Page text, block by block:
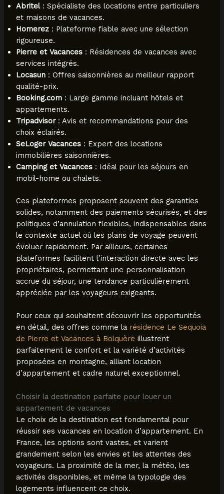
Abritel: Spécialiste des locations entre particuliers
et maisons de vacances.
Homerez: Plateforme fiable avec une sélection
rigoureuse.
Pierre et Vacances: Résidences de vacances avec
services intégrés.
Locasun: Offres saisonnières au meilleur rapport
qualité-prix.
Booking.com: Large gamme incluant hôtels et
appartements.
Tripadvisor: Avis et recommandations pour des
choix éclairés.
SeLoger Vacances: Expert des locations
immobilières saisonnières.
Camping et Vacances: Idéal pour les séjours en
mobil-home ou chalets.
Ces plateformes proposent souvent des garanties
solides, notamment des paiements sécurisés, et des
politiques d’annulation flexibles, indispensables dans
le contexte actuel où les plans de voyage peuvent
évoluer rapidement. Par ailleurs, certaines
plateformes facilitent l’interaction directe avec les
propriétaires, permettant une personnalisation
accrue du séjour, une tendance particulièrement
appréciée par les voyageurs exigeants.
Pour ceux qui souhaitent découvrir les opportunités
en détail, des offres comme la résidence Le Sequoia
de Pierre et Vacances à Bolquère illustrent
parfaitement le confort et la variété d’activités
proposées en montagne, alliant location
d’appartement et cadre naturel exceptionnel.
Choisir la destination parfaite pour louer un
appartement de vacances
Le choix de la destination est fondamental pour
réussir ses vacances en location d’appartement. En
France, les options sont vastes, et varient
grandement selon les envies et les attentes des
voyageurs. La proximité de la mer, la météo, les
activités disponibles, et même la typologie des
logements influencent ce choix.